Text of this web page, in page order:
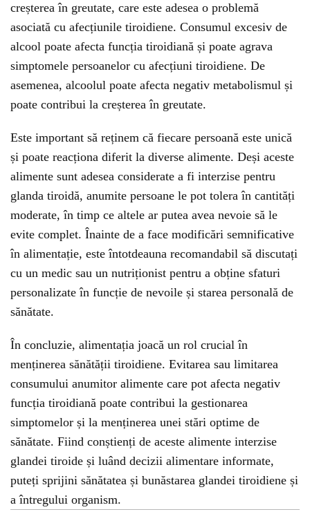
creșterea în greutate, care este adesea o problemă
asociată cu afecțiunile tiroidiene. Consumul excesiv de
alcool poate afecta funcția tiroidiană și poate agrava
simptomele persoanelor cu afecțiuni tiroidiene. De
asemenea, alcoolul poate afecta negativ metabolismul și
poate contribui la creșterea în greutate.
Este important să reținem că fiecare persoană este unică
și poate reacționa diferit la diverse alimente. Deși aceste
alimente sunt adesea considerate a fi interzise pentru
glanda tiroidă, anumite persoane le pot tolera în cantități
moderate, în timp ce altele ar putea avea nevoie să le
evite complet. Înainte de a face modificări semnificative
în alimentație, este întotdeauna recomandabil să discutați
cu un medic sau un nutriționist pentru a obține sfaturi
personalizate în funcție de nevoile și starea personală de
sănătate.
În concluzie, alimentația joacă un rol crucial în
menținerea sănătății tiroidiene. Evitarea sau limitarea
consumului anumitor alimente care pot afecta negativ
funcția tiroidiană poate contribui la gestionarea
simptomelor și la menținerea unei stări optime de
sănătate. Fiind conștienți de aceste alimente interzise
glandei tiroide și luând decizii alimentare informate,
puteți sprijini sănătatea și bunăstarea glandei tiroidiene și
a întregului organism.